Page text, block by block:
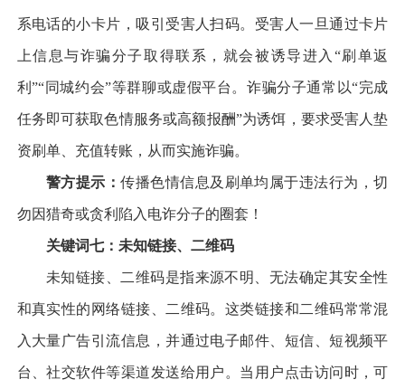
系电话的小卡片，吸引受害人扫码。受害人一旦通过卡片
上信息与诈骗分子取得联系，就会被诱导进入“刷单返
利”“同城约会”等群聊或虚假平台。诈骗分子通常以“完成
任务即可获取色情服务或高额报酬”为诱饵，要求受害人垫
资刷单、充值转账，从而实施诈骗。
警方提示：传播色情信息及刷单均属于违法行为，切
勿因猎奇或贪利陷入电诈分子的圈套！
关键词七：未知链接、二维码
未知链接、二维码是指来源不明、无法确定其安全性
和真实性的网络链接、二维码。这类链接和二维码常常混
入大量广告引流信息，并通过电子邮件、短信、短视频平
台、社交软件等渠道发送给用户。当用户点击访问时，可